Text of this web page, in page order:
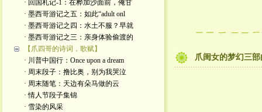
· 回国札记-1：在桦加沙面前，俺甘
· 墨西哥游记之五：如此“adult onl
· 墨西哥游记之四：水土不服？早就
· 墨西哥游记之三：亲身体验偷渡的
【爪四哥的诗词，歌赋】
· 川普中国行：Once upon a dream
· 周末段子：撸比奥，别为我哭泣
· 周末随笔：天边有朵马做的云
· 情人节段子集锦
· 雪染的风采
爪闺女的梦幻三部